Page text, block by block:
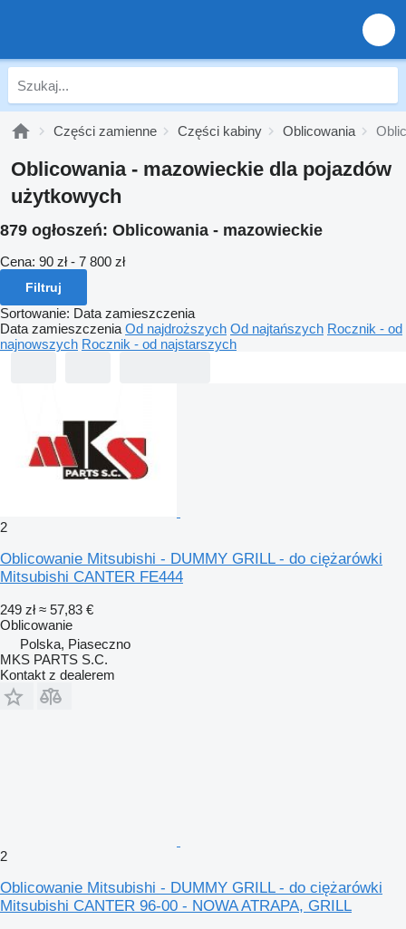
Części zamienne Części kabiny Oblicowania
Oblicowania - mazowieckie dla pojazdów
użytkowych
879 ogłoszeń: Oblicowania - mazowieckie
Cena: 90 zł - 7 800 zł
Filtruj
Sortowanie: Data zamieszczenia
Data zamieszczenia Od najdroższych Od najtańszych Rocznik - od
najnowszych Rocznik - od najstarszych
2
Oblicowanie Mitsubishi - DUMMY GRILL - do ciężarówki
Mitsubishi CANTER FE444
249 zł ≈ 57,83 €
Oblicowanie
Polska, Piaseczno
MKS PARTS S.C.
Kontakt z dealerem
2
Oblicowanie Mitsubishi - DUMMY GRILL - do ciężarówki
Mitsubishi CANTER 96-00 - NOWA ATRAPA, GRILL